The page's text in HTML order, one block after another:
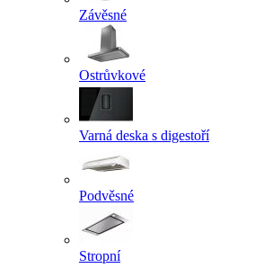
Závěsné
Ostrůvkové
Varná deska s digestoří
Podvěsné
Stropní